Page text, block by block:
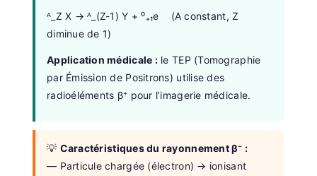
ᴬ_Z X → ᴬ_(Z-1) Y + ⁰₊₁e (A constant, Z
diminue de 1)
Application médicale :le TEP (Tomographie
par Émission de Positrons) utilise des
radioéléments β⁺ pour l’imagerie médicale.
💡 Caractéristiques du rayonnement β⁻ :
— Particule chargée (électron) → ionisant